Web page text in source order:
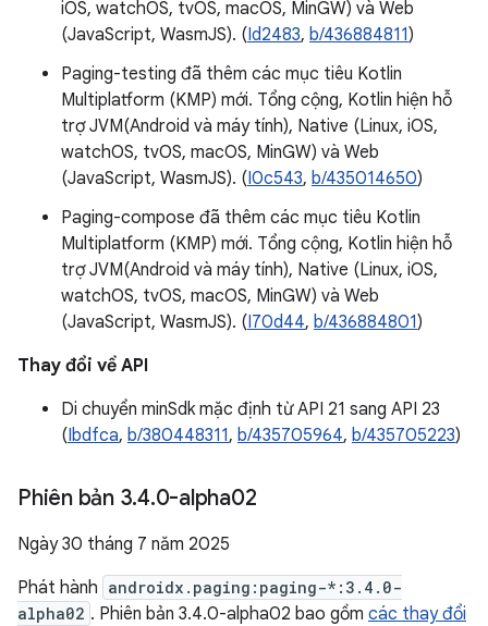
iOS, watchOS, tvOS, macOS, MinGW) và Web
(JavaScript, WasmJS). (Id2483, b/436884811)
Paging-testing đã thêm các mục tiêu Kotlin
Multiplatform (KMP) mới. Tổng cộng, Kotlin hiện hỗ
trợ JVM(Android và máy tính), Native (Linux, iOS,
watchOS, tvOS, macOS, MinGW) và Web
(JavaScript, WasmJS). (I0c543, b/435014650)
Paging-compose đã thêm các mục tiêu Kotlin
Multiplatform (KMP) mới. Tổng cộng, Kotlin hiện hỗ
trợ JVM(Android và máy tính), Native (Linux, iOS,
watchOS, tvOS, macOS, MinGW) và Web
(JavaScript, WasmJS). (I70d44, b/436884801)
Thay đổi về API
Di chuyển minSdk mặc định từ API 21 sang API 23
(Ibdfca, b/380448311, b/435705964, b/435705223)
Phiên bản 3.4.0-alpha02
Ngày 30 tháng 7 năm 2025
Phát hành androidx.paging:paging-*:3.4.0-
alpha02 . Phiên bản 3.4.0-alpha02 bao gồm các thay đổi